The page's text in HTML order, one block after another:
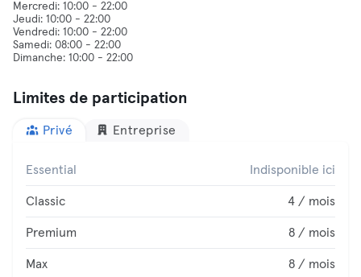
Mercredi: 10:00 - 22:00
Jeudi: 10:00 - 22:00
Vendredi: 10:00 - 22:00
Samedi: 08:00 - 22:00
Limites de participation
Privé Entreprise
Essential Indisponible ici
Classic 4 / mois
Premium 8 / mois
Max 8 / mois